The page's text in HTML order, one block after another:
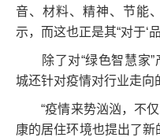
音、材料、精神、节能
示，而这也正是其“对于‘
除了对“绿色智慧家”
城还针对疫情对行业走向
“疫情来势汹汹，不仅
康的居住环境也提出了新